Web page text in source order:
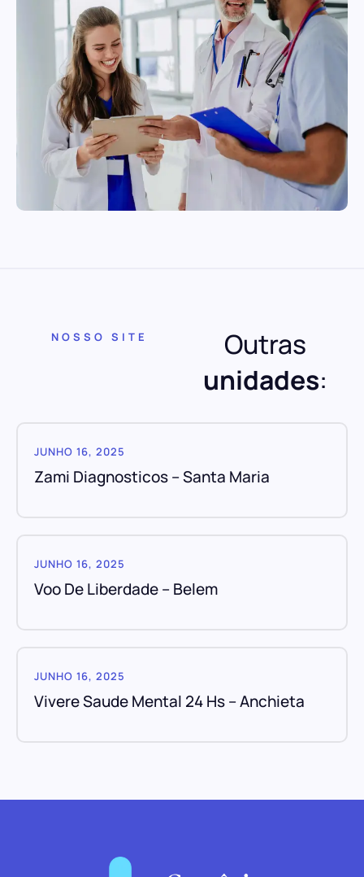
NOSSO SITE
Outras
unidades:
JUNHO 16, 2025
Zami Diagnosticos – Santa Maria
JUNHO 16, 2025
Voo De Liberdade – Belem
JUNHO 16, 2025
Vivere Saude Mental 24 Hs – Anchieta